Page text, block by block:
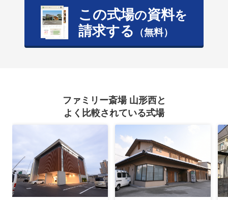
この式場の資料を
請求する （無料）
ファミリー斎場 山形西と
よく比較されている式場